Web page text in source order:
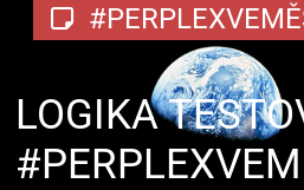
LOGIKA